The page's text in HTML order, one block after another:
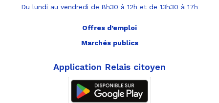
Du lundi au vendredi de 8h30 à 12h et de 13h30 à 17h
Offres d’emploi
Marchés publics
Application Relais citoyen